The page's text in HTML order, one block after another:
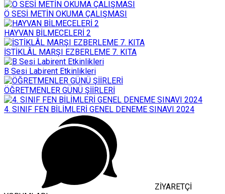
Ö SESİ METİN OKUMA ÇALIŞMASI
HAYVAN BİLMECELERİ 2
İSTİKLÂL MARŞI EZBERLEME 7. KITA
B Sesi Labirent Etkinlikleri
ÖĞRETMENLER GÜNÜ ŞİİRLERİ
4. SINIF FEN BİLİMLERİ GENEL DENEME SINAVI 2024
ZİYARETÇİ